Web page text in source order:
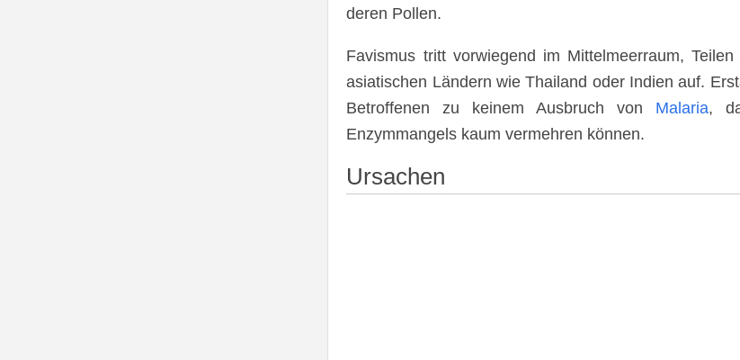
deren Pollen.
Favismus tritt vorwiegend im Mittelmeerraum,
asiatischen Ländern wie Thailand oder Indien auf.
Betroffenen zu keinem Ausbruch von Malaria,
Enzymmangels kaum vermehren können.
Ursachen